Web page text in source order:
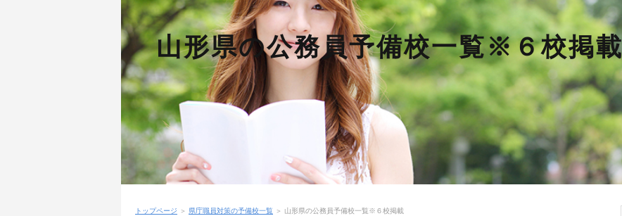
山形県の公務員予備校一覧※６校掲載
トップページ ＞ 県庁職員対策の予備校一覧 ＞ 山形県の公務員予備校一覧※６校掲載